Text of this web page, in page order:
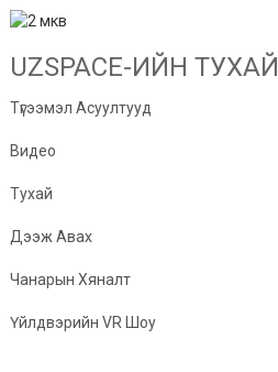
UZSPACE-ИЙН ТУХАЙ
Түгээмэл Асуултууд
Видео
Тухай
Дээж Авах
Чанарын Хяналт
Үйлдвэрийн VR Шоу